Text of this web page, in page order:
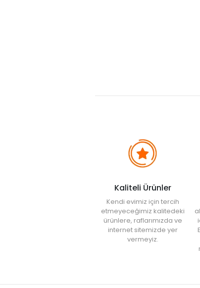
Kaliteli Ürünler
Kendi evimiz için tercih
etmeyeceğimiz kalitedeki
ürünlere, raflarımızda ve
internet sitemizde yer
vermeyiz.